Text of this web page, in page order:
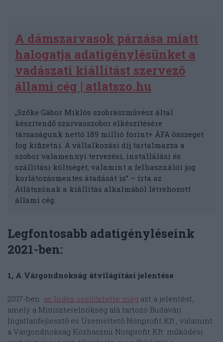
A dámszarvasok párzása miatt
halogatja adatigénylésünket a
vadászati kiállítást szervező
állami cég | atlatszo.hu
„Szőke Gábor Miklós szobrászművész által
készítendő szarvasszobor elkészítésére
társaságunk nettó 189 millió forint+ ÁFA összeget
fog kifizetni. A vállalkozási díj tartalmazza a
szobor valamennyi tervezési, installálási és
szállítási költségét, valamint a felhasználói jog
korlátozásmentes átadását is” – írta az
Átlátszónak a kiállítás alkalmából létrehozott
állami cég.
Legfontosabb adatigényléseink
2021-ben:
1, A Várgondnokság átvilágítási jelentése
2017-ben az Index szellőztette meg azt a jelentést,
amely a Miniszterelnökség alá tartozó Budavári
Ingatlanfejlesztő és Üzemeltető Nonprofit Kft., valamint
a Várgondnokság Közhasznú Nonprofit Kft. működési